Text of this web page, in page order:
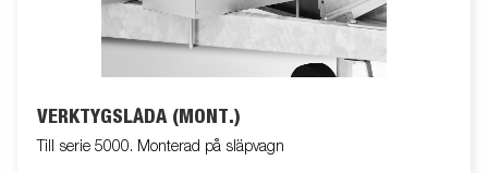
VERKTYGSLÅDA (MONT.)
Till serie 5000. Monterad på släpvagn